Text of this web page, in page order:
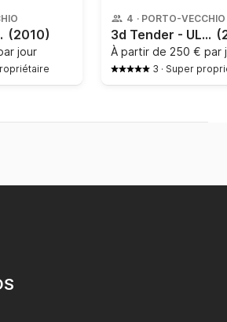
(2010)
jour
4 · PORTO-VECCHIO
3d Tender - UL 3,60
À partir de 250 € par
3 · Super